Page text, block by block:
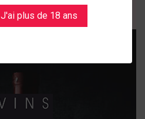
J'ai plus de 18 ans